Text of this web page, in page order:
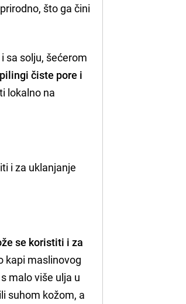
što ga čini
sa solju, šećerom
čiste pore i
lokalno na
i za uklanjanje
se koristiti i za
kapi maslinovog
malo više ulja u
suhom kožom, a